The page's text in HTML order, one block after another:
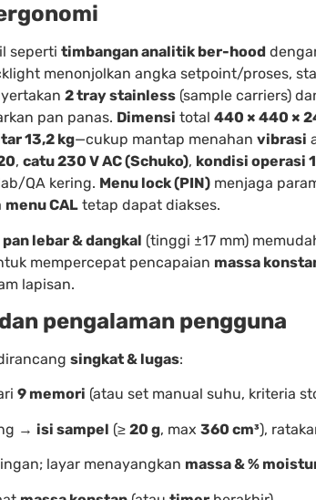
seperti timbangan analitik ber-hood
menonjolkan angka setpoint/proses,
2 tray stainless (sample carriers)
pan panas. Dimensi total 440 × 440 ×
13,2 kg—cukup mantap menahan vibrasi
, catu 230 V AC (Schuko), kondisi operasi
QA kering. Menu lock (PIN) menjaga
menu CAL tetap dapat diakses.
pan lebar & dangkal (tinggi ±17 mm)
mempercepat pencapaian massa
lapisan.
pengalaman pengguna
singkat & lugas:
9 memori (atau set manual suhu, kriteria
→ isi sampel (≥ 20 g, max 360 cm³),
layar menayangkan massa & %